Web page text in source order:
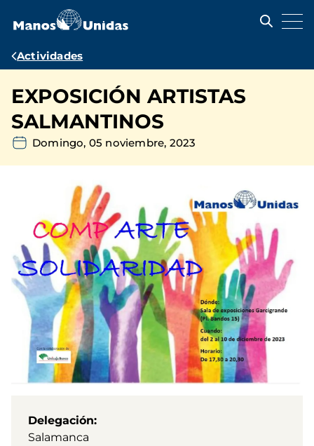
contenido
Ruta
navegación
Actividades
EXPOSICIÓN ARTISTAS
SALMANTINOS
Domingo, 05 noviembre, 2023
Delegación
Salamanca